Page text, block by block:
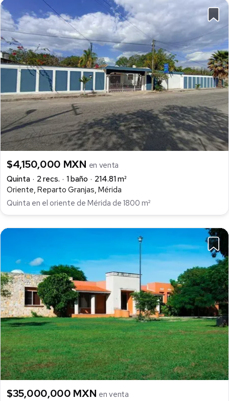
$4,150,000 MXN en venta
Quinta
2 recs. 1 baño
214.81 m²
Oriente, Reparto Granjas, Mérida
Quinta en el oriente de Mérida de 1800 m²
$35,000,000 MXN en venta